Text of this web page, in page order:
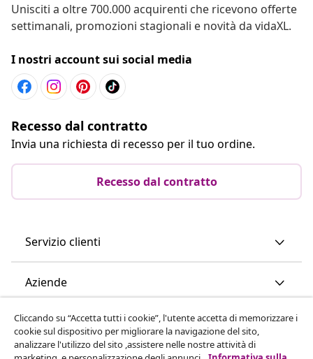
Unisciti a oltre 700.000 acquirenti che ricevono offerte
settimanali, promozioni stagionali e novità da vidaXL.
I nostri account sui social media
Recesso dal contratto
Invia una richiesta di recesso per il tuo ordine.
Recesso dal contratto
Servizio clienti
Aziende
vidaXL
Cliccando su “Accetta tutti i cookie”, l'utente accetta di memorizzare i
cookie sul dispositivo per migliorare la navigazione del sito,
analizzare l'utilizzo del sito ,assistere nelle nostre attività di